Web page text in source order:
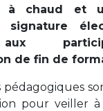
à chaud et
signature
aux
de fin de
pédagogiques
pour veiller à